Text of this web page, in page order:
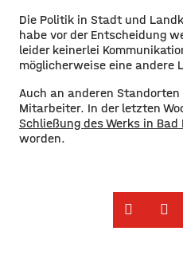
Die Politik in Stadt und
habe vor der Entscheidung
leider keinerlei
möglicherweise eine andere
Auch an anderen
Mitarbeiter. In der letzten
Schließung des Werks in
worden.